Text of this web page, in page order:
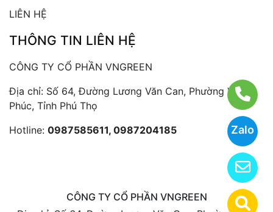
Zalo
LIÊN HỆ
THÔNG TIN LIÊN HỆ
CÔNG TY CỔ PHẦN VNGREEN
Địa chỉ: Số 64, Đường Lương Văn Can, Phường Vĩnh
Phúc, Tỉnh Phú Thọ
Hotline: 0987585611, 0987204185
CÔNG TY CỔ PHẦN VNGREEN